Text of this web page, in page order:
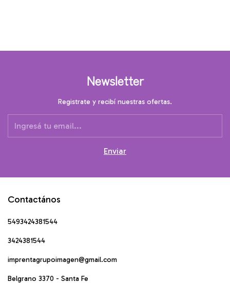
Newsletter
Registrate y recibí nuestras ofertas.
Contactános
5493424381544
3424381544
imprentagrupoimagen@gmail.com
Belgrano 3370 - Santa Fe